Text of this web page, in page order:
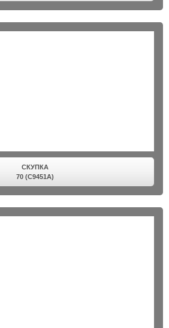
СКУПКА
70 (C9451A)